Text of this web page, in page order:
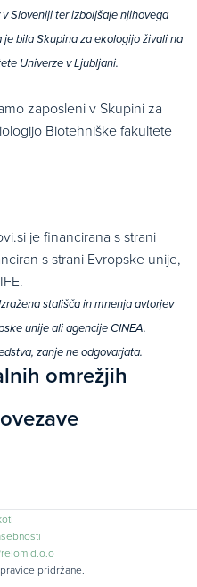
Sloveniji ter izboljšaje njihovega
bila Skupina za ekologijo živali na
Univerze v Ljubljani.
zaposleni v Skupini za
Biotehniške fakultete
je financirana s strani
s strani Evropske unije,
stališča in mnenja avtorjev
unije ali agencije CINEA.
zanje ne odgovarjata.
omrežjih
pridržane.
d.o.o